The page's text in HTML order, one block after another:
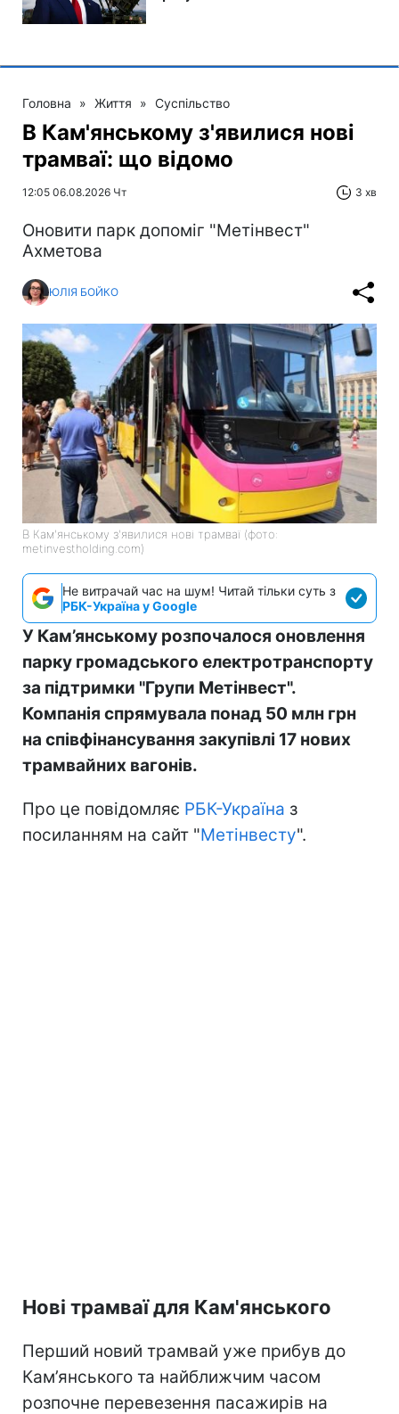
Головна » Життя » Суспільство
В Кам'янському з'явилися нові
трамваї: що відомо
12:05 06.08.2026 Чт 3 хв
Оновити парк допоміг "Метінвест"
Ахметова
ЮЛІЯ БОЙКО
В Кам'янському з'явилися нові трамваї (фото:
metinvestholding.com)
Не витрачай час на шум! Читай тільки суть з
РБК-Україна у Google
У Кам’янському розпочалося оновлення
парку громадського електротранспорту
за підтримки "Групи Метінвест".
Компанія спрямувала понад 50 млн грн
на співфінансування закупівлі 17 нових
трамвайних вагонів.
Про це повідомляє РБК-Україна з
посиланням на сайт "Метінвесту".
Нові трамваї для Кам'янського
Перший новий трамвай уже прибув до
Кам’янського та найближчим часом
розпочне перевезення пасажирів на